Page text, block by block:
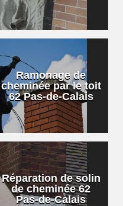
Ramonage de
cheminée par le toit
62 Pas-de-Calais
Réparation de solin
de cheminée 62
Pas-de-Calais